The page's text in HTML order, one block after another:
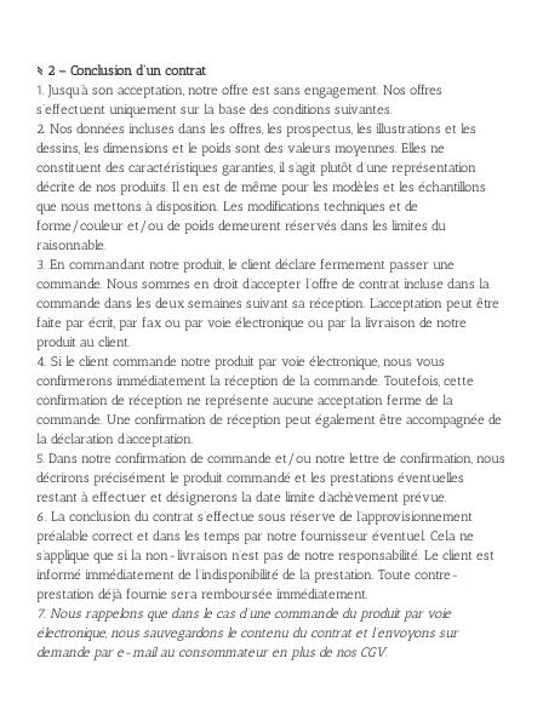
§ 2 – Conclusion d’un contrat
1. Jusqu’à son acceptation, notre offre est sans engagement. Nos offres
s’effectuent uniquement sur la base des conditions suivantes.
2. Nos données incluses dans les offres, les prospectus, les illustrations et les
dessins, les dimensions et le poids sont des valeurs moyennes. Elles ne
constituent des caractéristiques garanties, il s’agit plutôt d’une représentation
décrite de nos produits. Il en est de même pour les modèles et les échantillons
que nous mettons à disposition. Les modifications techniques et de
forme/couleur et/ou de poids demeurent réservés dans les limites du
raisonnable.
3. En commandant notre produit, le client déclare fermement passer une
commande. Nous sommes en droit d’accepter l’offre de contrat incluse dans la
commande dans les deux semaines suivant sa réception. L’acceptation peut être
faite par écrit, par fax ou par voie électronique ou par la livraison de notre
produit au client.
4. Si le client commande notre produit par voie électronique, nous vous
confirmerons immédiatement la réception de la commande. Toutefois, cette
confirmation de réception ne représente aucune acceptation ferme de la
commande. Une confirmation de réception peut également être accompagnée de
la déclaration d’acceptation.
5. Dans notre confirmation de commande et/ou notre lettre de confirmation, nous
décrirons précisément le produit commandé et les prestations éventuelles
restant à effectuer et désignerons la date limite d’achèvement prévue.
6. La conclusion du contrat s’effectue sous réserve de l’approvisionnement
préalable correct et dans les temps par notre fournisseur éventuel. Cela ne
s’applique que si la non-livraison n’est pas de notre responsabilité. Le client est
informé immédiatement de l’indisponibilité de la prestation. Toute contre-
prestation déjà fournie sera remboursée immédiatement.
7. Nous rappelons que dans le cas d’une commande du produit par voie
électronique, nous sauvegardons le contenu du contrat et l’envoyons sur
demande par e-mail au consommateur en plus de nos CGV.